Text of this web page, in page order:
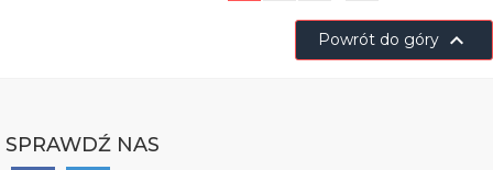
Powrót do góry 
SPRAWDŹ NAS